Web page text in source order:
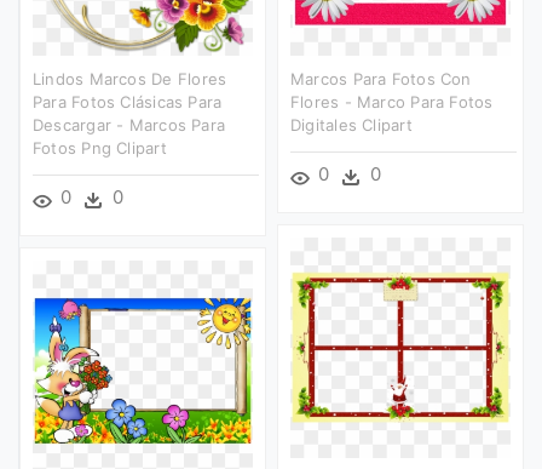
Lindos Marcos De Flores
Para Fotos Clásicas Para
Descargar - Marcos Para
Fotos Png Clipart
0 0
Marcos Para Fotos Con
Flores - Marco Para Fotos
Digitales Clipart
0 0